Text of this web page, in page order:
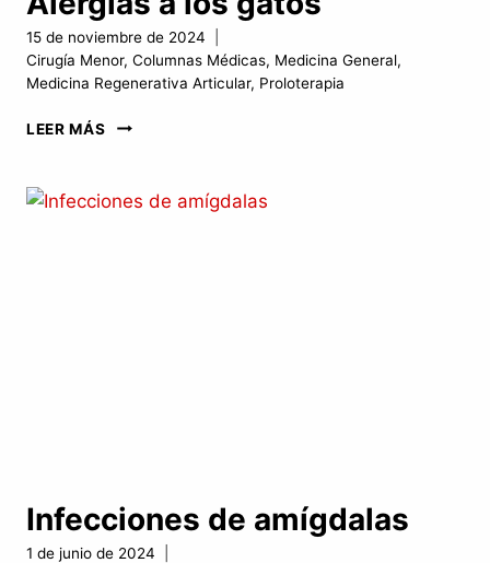
15 de noviembre de 2024
Cirugía Menor, Columnas Médicas, Medicina General,
Medicina Regenerativa Articular, Proloterapia
LEER MÁS
ALERGIAS
GATOS
Infecciones de amígdalas
1 de junio de 2024